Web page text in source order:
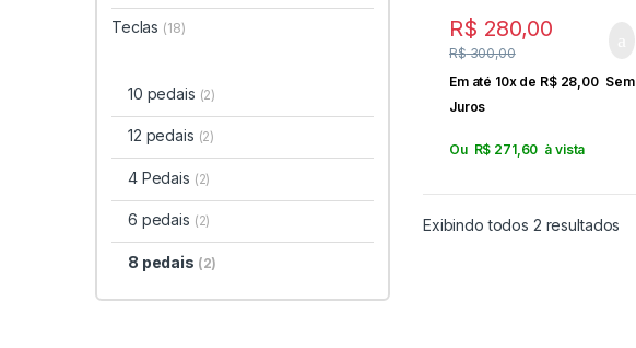
R$ 280,00
R$300,00
Em até 10x de R$28,00 Sem
Juros
Ou R$ 271,60 à vista
Exibindo todos 2 resultados
Teclas (18)
10 pedais (2)
12 pedais (2)
4 Pedais (2)
6 pedais (2)
8 pedais (2)